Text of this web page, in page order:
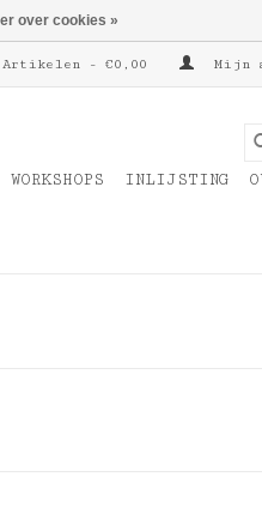
- €0,00 Mijn
WORKSHOPS INLIJSTING
over cookies »